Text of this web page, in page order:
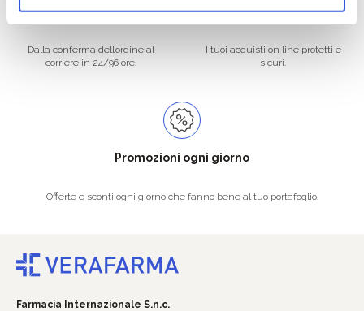
Consegna veloce
Dalla conferma dell’ordine al
corriere in 24/96 ore.
Pagamenti sicuri
I tuoi acquisti on line protetti e
sicuri.
Promozioni ogni giorno
Offerte e sconti ogni giorno che fanno bene al tuo portafoglio.
Farmacia Internazionale S.n.c.